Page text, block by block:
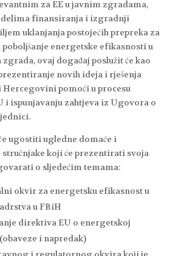
za EE u javnim zgradama,
finansiranja i izgradnji
uklanjanja postojećih prepreka za
energetske efikasnosti u
ovaj događaj poslužit će kao
novih ideja i rješenja
Hercegovini pomoći u procesu
i ispunjavanju zahtjeva iz Ugovora o
ugostiti ugledne domaće i
stručnjake koji će prezentirati svoja
o sljedećim temama:
okvir za energetsku efikasnost u
u FBiH
direktiva EU o energetskoj
i napredak)